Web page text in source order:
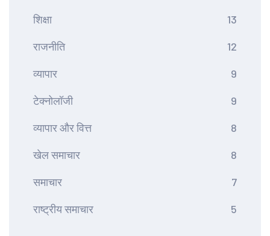
शिक्षा 13
राजनीति 12
व्यापार 9
टेक्नोलॉजी 9
व्यापार और वित्त 8
खेल समाचार 8
समाचार 7
राष्ट्रीय समाचार 5